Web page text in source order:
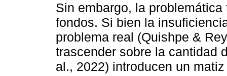
Sin embargo, la
fondos. Si bien la
problema real (Quishpe &
trascender sobre la cantidad
al., 2022) introducen un